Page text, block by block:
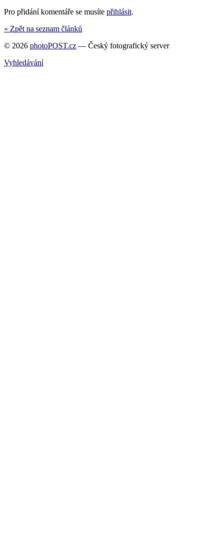
Pro přidání komentáře se musíte přihlásit.
« Zpět na seznam článků
© 2026 photoPOST.cz — Český fotografický server
Vyhledávání